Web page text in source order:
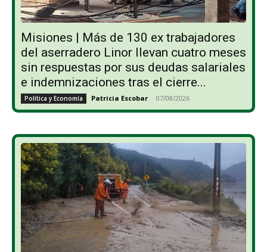
Misiones | Más de 130 ex trabajadores
del aserradero Linor llevan cuatro meses
sin respuestas por sus deudas salariales
e indemnizaciones tras el cierre...
Política y Economía Patricia Escobar - 07/08/2026